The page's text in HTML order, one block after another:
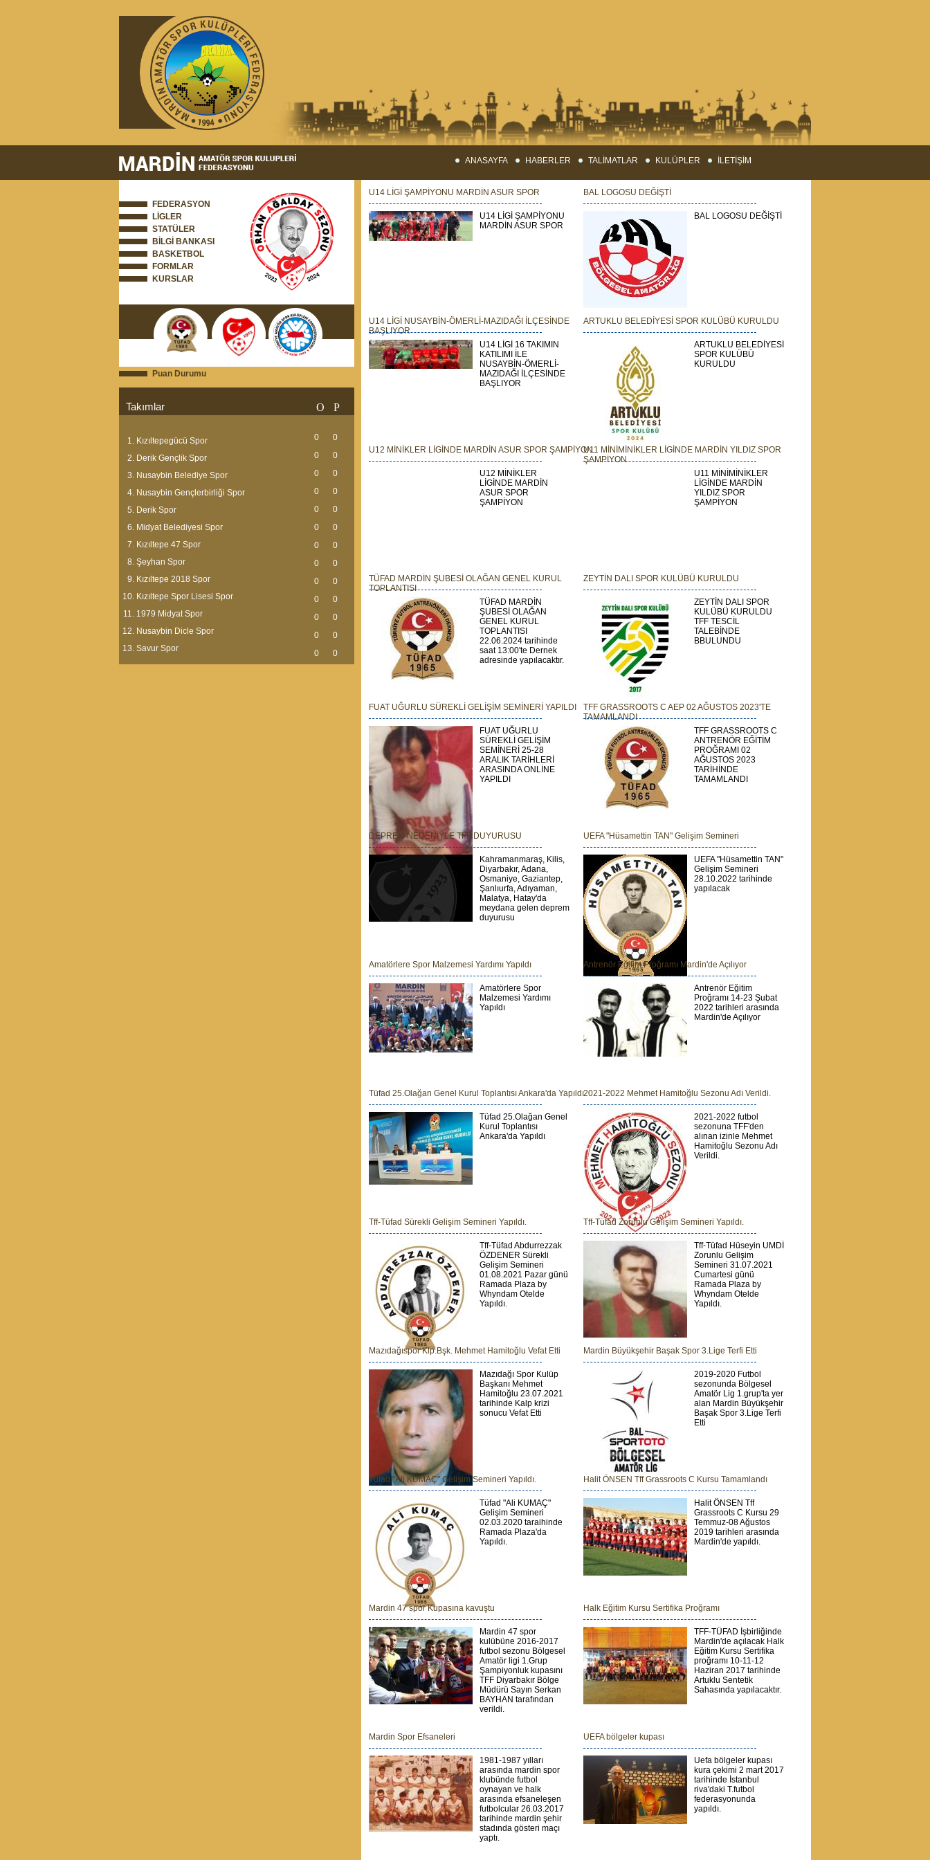
ANASAYFA HABERLER TALİMATLAR KULÜPLER İLETİŞİM
FEDERASYON
LİGLER
STATÜLER
BİLGİ BANKASI
BASKETBOL
FORMLAR
KURSLAR
Puan Durumu
Takımlar O P
Kızıltepegücü Spor
Derik Gençlik Spor
Nusaybin Belediye Spor
Nusaybin Gençlerbirliği Spor
Derik Spor
Midyat Belediyesi Spor
Kızıltepe 47 Spor
Şeyhan Spor
Kızıltepe 2018 Spor
Kızıltepe Spor Lisesi Spor
1979 Midyat Spor
Nusaybin Dicle Spor
Savur Spor
0
0
0
0
0
0
0
0
0
0
0
0
0
0
0
0
0
0
0
0
0
0
0
0
0
0
U14 LİGİ ŞAMPİYONU MARDİN ASUR SPOR
U14 LİGİ ŞAMPİYONU
MARDİN ASUR SPOR
BAL LOGOSU DEĞİŞTİ
BAL LOGOSU DEĞİŞTİ
U14 LİGİ NUSAYBİN-ÖMERLİ-MAZIDAĞI İLÇESİNDE
BAŞLIYOR
U14 LİGİ 16 TAKIMIN
KATILIMI İLE
NUSAYBİN-ÖMERLİ-
MAZIDAĞI İLÇESİNDE
BAŞLIYOR
ARTUKLU BELEDİYESİ SPOR KULÜBÜ KURULDU
ARTUKLU BELEDİYESİ
SPOR KULÜBÜ
KURULDU
U12 MİNİKLER LİGİNDE MARDİN ASUR SPOR ŞAMPİYON
U12 MİNİKLER
LİGİNDE MARDİN
ASUR SPOR
ŞAMPİYON
U11 MİNİMİNİKLER LİGİNDE MARDİN YILDIZ SPOR
ŞAMPİYON
U11 MİNİMİNİKLER
LİGİNDE MARDİN
YILDIZ SPOR
ŞAMPİYON
TÜFAD MARDİN ŞUBESİ OLAĞAN GENEL KURUL
TOPLANTISI
TÜFAD MARDİN
ŞUBESİ OLAĞAN
GENEL KURUL
TOPLANTISI
22.06.2024 tarihinde
saat 13:00'te Dernek
adresinde yapılacaktır.
ZEYTİN DALI SPOR KULÜBÜ KURULDU
ZEYTİN DALI SPOR
KULÜBÜ KURULDU
TFF TESCİL
TALEBİNDE
BBULUNDU
FUAT UĞURLU SÜREKLİ GELİŞİM SEMİNERİ YAPILDI
FUAT UĞURLU
SÜREKLİ GELİŞİM
SEMİNERİ 25-28
ARALIK TARİHLERİ
ARASINDA ONLİNE
YAPILDI
TFF GRASSROOTS C AEP 02 AĞUSTOS 2023'TE
TAMAMLANDI
TFF GRASSROOTS C
ANTRENÖR EĞİTİM
PROĞRAMI 02
AĞUSTOS 2023
TARİHİNDE
TAMAMLANDI
DEPREM NEDENİYLE TFF DUYURUSU
Kahramanmaraş, Kilis,
Diyarbakır, Adana,
Osmaniye, Gaziantep,
Şanlıurfa, Adıyaman,
Malatya, Hatay'da
meydana gelen deprem
duyurusu
UEFA "Hüsamettin TAN" Gelişim Semineri
UEFA "Hüsamettin TAN"
Gelişim Semineri
28.10.2022 tarihinde
yapılacak
Amatörlere Spor Malzemesi Yardımı Yapıldı
Amatörlere Spor
Malzemesi Yardımı
Yapıldı
Antrenör Eğitim Proğramı Mardin'de Açılıyor
Antrenör Eğitim
Proğramı 14-23 Şubat
2022 tarihleri arasında
Mardin'de Açılıyor
Tüfad 25.Olağan Genel Kurul Toplantısı Ankara'da Yapıldı
Tüfad 25.Olağan Genel
Kurul Toplantısı
Ankara'da Yapıldı
2021-2022 Mehmet Hamitoğlu Sezonu Adı Verildi.
2021-2022 futbol
sezonuna TFF'den
alınan izinle Mehmet
Hamitoğlu Sezonu Adı
Verildi.
Tff-Tüfad Sürekli Gelişim Semineri Yapıldı.
Tff-Tüfad Abdurrezzak
ÖZDENER Sürekli
Gelişim Semineri
01.08.2021 Pazar günü
Ramada Plaza by
Whyndam Otelde
Yapıldı.
Tff-Tüfad Zorunlu Gelişim Semineri Yapıldı.
Tff-Tüfad Hüseyin UMDİ
Zorunlu Gelişim
Semineri 31.07.2021
Cumartesi günü
Ramada Plaza by
Whyndam Otelde
Yapıldı.
Mazıdağıspor Klp.Bşk. Mehmet Hamitoğlu Vefat Etti
Mazıdağı Spor Kulüp
Başkanı Mehmet
Hamitoğlu 23.07.2021
tarihinde Kalp krizi
sonucu Vefat Etti
Mardin Büyükşehir Başak Spor 3.Lige Terfi Etti
2019-2020 Futbol
sezonunda Bölgesel
Amatör Lig 1.grup'ta yer
alan Mardin Büyükşehir
Başak Spor 3.Lige Terfi
Etti
Tüfad "Ali KUMAÇ" Gelişim Semineri Yapıldı.
Tüfad "Ali KUMAÇ"
Gelişim Semineri
02.03.2020 taraihinde
Ramada Plaza'da
Yapıldı.
Halit ÖNSEN Tff Grassroots C Kursu Tamamlandı
Halit ÖNSEN Tff
Grassroots C Kursu 29
Temmuz-08 Ağustos
2019 tarihleri arasında
Mardin'de yapıldı.
Mardin 47 spor Kupasına kavuştu
Mardin 47 spor
kulübüne 2016-2017
futbol sezonu Bölgesel
Amatör ligi 1.Grup
Şampiyonluk kupasını
TFF Diyarbakır Bölge
Müdürü Sayın Serkan
BAYHAN tarafından
verildi.
Halk Eğitim Kursu Sertifika Proğramı
TFF-TÜFAD İşbirliğinde
Mardin'de açılacak Halk
Eğitim Kursu Sertifika
proğramı 10-11-12
Haziran 2017 tarihinde
Artuklu Sentetik
Sahasında yapılacaktır.
Mardin Spor Efsaneleri
1981-1987 yılları
arasında mardin spor
klubünde futbol
oynayan ve halk
arasında efsaneleşen
futbolcular 26.03.2017
tarihinde mardin şehir
stadında gösteri maçı
yaptı.
UEFA bölgeler kupası
Uefa bölgeler kupası
kura çekimi 2 mart 2017
tarihinde İstanbul
riva'daki T.futbol
federasyonunda
yapıldı.